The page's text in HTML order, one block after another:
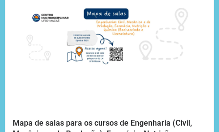
Mapa de salas para os cursos de Engenharia (Civil,